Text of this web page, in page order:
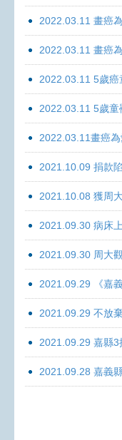
2022.03.11 畫癌
2022.03.11 畫癌
2022.03.11 5歲
2022.03.11 5歲
2022.03.11畫癌
2021.10.09 捐款
2021.10.08 獲周
2021.09.30 病床
2021.09.30 周大
2021.09.29 《嘉
2021.09.29 不放
2021.09.29 嘉縣
2021.09.28 嘉義